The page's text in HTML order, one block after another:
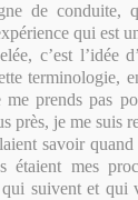
de conduite,
qui est
c’est
terminologie,
me prends pas
près, je me suis
savoir
étaient mes
suivent et